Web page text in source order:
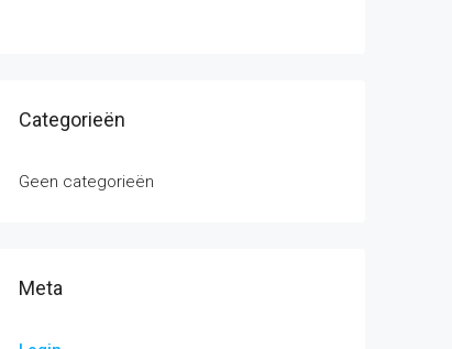
Categorieën
Geen categorieën
Meta